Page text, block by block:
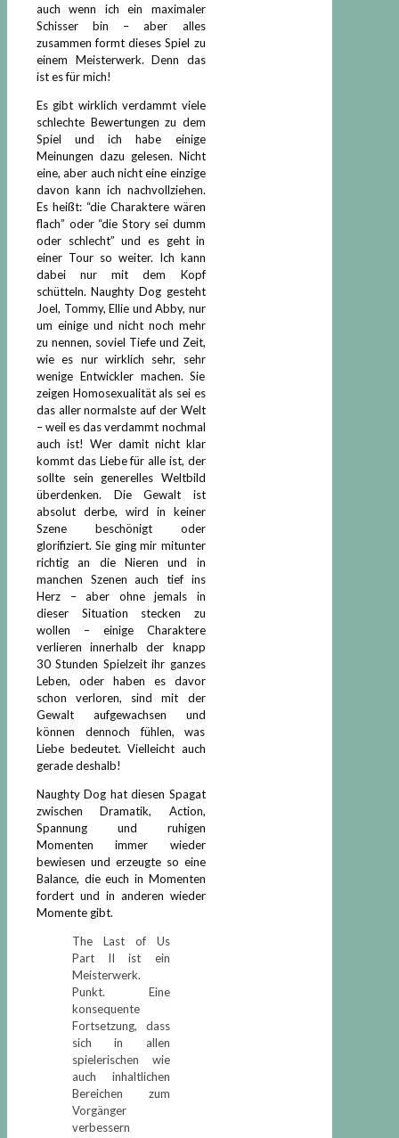
auch wenn ich ein maximaler
Schisser bin – aber alles
zusammen formt dieses Spiel zu
einem Meisterwerk. Denn das
ist es für mich!
Es gibt wirklich verdammt viele
schlechte Bewertungen zu dem
Spiel und ich habe einige
Meinungen dazu gelesen. Nicht
eine, aber auch nicht eine einzige
davon kann ich nachvollziehen.
Es heißt: “die Charaktere wären
flach” oder “die Story sei dumm
oder schlecht” und es geht in
einer Tour so weiter. Ich kann
dabei nur mit dem Kopf
schütteln. Naughty Dog gesteht
Joel, Tommy, Ellie und Abby, nur
um einige und nicht noch mehr
zu nennen, soviel Tiefe und Zeit,
wie es nur wirklich sehr, sehr
wenige Entwickler machen. Sie
zeigen Homosexualität als sei es
das aller normalste auf der Welt
– weil es das verdammt nochmal
auch ist! Wer damit nicht klar
kommt das Liebe für alle ist, der
sollte sein generelles Weltbild
überdenken. Die Gewalt ist
absolut derbe, wird in keiner
Szene beschönigt oder
glorifiziert. Sie ging mir mitunter
richtig an die Nieren und in
manchen Szenen auch tief ins
Herz – aber ohne jemals in
dieser Situation stecken zu
wollen – einige Charaktere
verlieren innerhalb der knapp
30 Stunden Spielzeit ihr ganzes
Leben, oder haben es davor
schon verloren, sind mit der
Gewalt aufgewachsen und
können dennoch fühlen, was
Liebe bedeutet. Vielleicht auch
gerade deshalb!
Naughty Dog hat diesen Spagat
zwischen Dramatik, Action,
Spannung und ruhigen
Momenten immer wieder
bewiesen und erzeugte so eine
Balance, die euch in Momenten
fordert und in anderen wieder
Momente gibt.
The Last of Us
Part II ist ein
Meisterwerk.
Punkt. Eine
konsequente
Fortsetzung, dass
sich in allen
spielerischen wie
auch inhaltlichen
Bereichen zum
Vorgänger
verbessern